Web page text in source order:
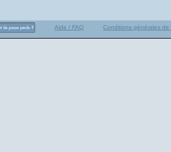
Aide / FAQ Conditions générales de